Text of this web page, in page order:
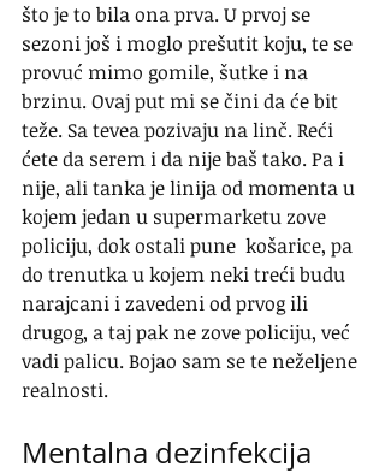
što je to bila ona prva. U prvoj se
sezoni još i moglo prešutit koju, te se
provuć mimo gomile, šutke i na
brzinu. Ovaj put mi se čini da će bit
teže. Sa tevea pozivaju na linč. Reći
ćete da serem i da nije baš tako. Pa i
nije, ali tanka je linija od momenta u
kojem jedan u supermarketu zove
policiju, dok ostali pune  košarice, pa
do trenutka u kojem neki treći budu
narajcani i zavedeni od prvog ili
drugog, a taj pak ne zove policiju, već
vadi palicu. Bojao sam se te neželjene
realnosti.
Mentalna dezinfekcija